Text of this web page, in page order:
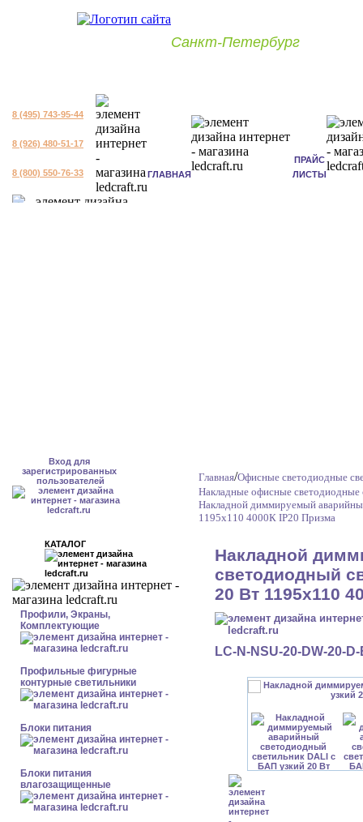
Санкт-Петербург
8 (495) 743-95-44
8 (926) 480-51-17
8 (800) 550-76-33 ГЛАВНАЯ
ПРАЙС
ЛИСТЫ
Вход для
зарегистрированных
пользователей
КАТАЛОГ
Профили, Экраны,
Комплектующие
Профильные фигурные
контурные светильники
Блоки питания
Блоки питания
влагозащищенные
Главная/Офисные светодиодные
Накладные офисные
Накладной диммируемый
1195x110 4000К IP20 Призма
Накладной
светодиодный
20 Вт 1195x110
LC-N-NSU-20-DW-20-